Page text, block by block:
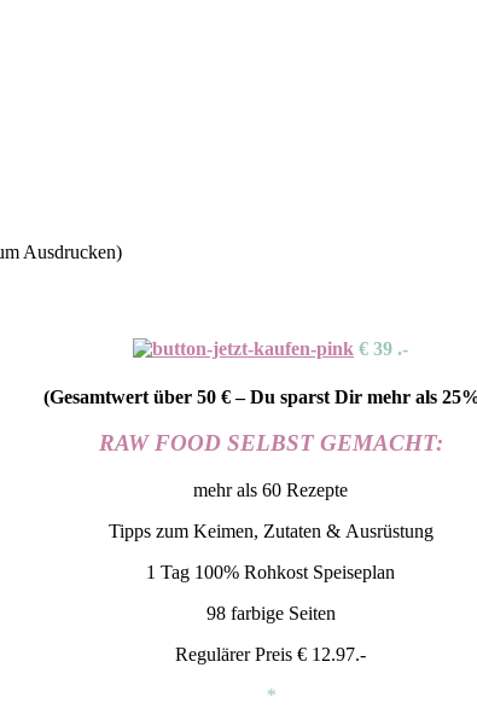
Ausdrucken)
€ 39 .-
(Gesamtwert über 50 € – Du sparst Dir mehr als
RAW FOOD SELBST GEMACHT:
mehr als 60 Rezepte
Tipps zum Keimen, Zutaten & Ausrüstung
1 Tag 100% Rohkost Speiseplan
98 farbige Seiten
Regulärer Preis € 12.97.-
*